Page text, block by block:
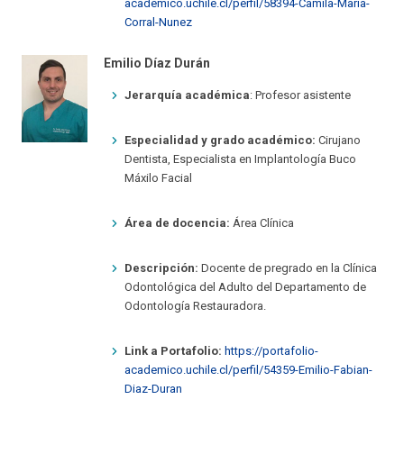
academico.uchile.cl/perfil/58394-Camila-Maria-
Corral-Nunez
Emilio Díaz Durán
Jerarquía académica: Profesor asistente
Especialidad y grado académico: Cirujano
Dentista, Especialista en Implantología Buco
Máxilo Facial
Área de docencia: Área Clínica
Descripción: Docente de pregrado en la Clínica
Odontológica del Adulto del Departamento de
Odontología Restauradora.
Link a Portafolio: https://portafolio-
academico.uchile.cl/perfil/54359-Emilio-Fabian-
Diaz-Duran